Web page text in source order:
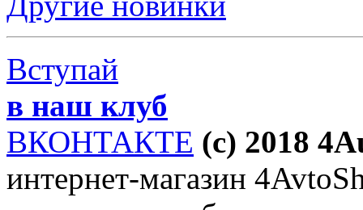
Вступай
в наш клуб
ВКОНТАКТЕ (c) 2018
интернет-магазин